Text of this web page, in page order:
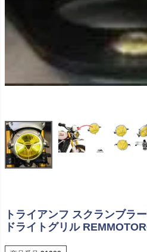
トライアンフ スクランブラ
ドライトグリル